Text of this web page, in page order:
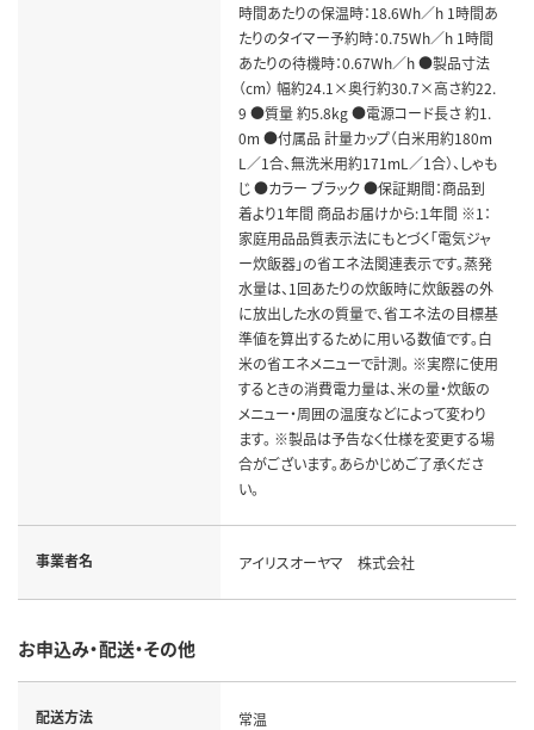
時間あたりの保温時：18.6Wh／h 1時間あ
たりのタイマー予約時：0.75Wh／h 1時間
あたりの待機時：0.67Wh／h ●製品寸法
（cm） 幅約24.1×奥行約30.7×高さ約22.
9 ●質量 約5.8kg ●電源コード長さ 約1.
0m ●付属品 計量カップ（白米用約180m
L／1合、無洗米用約171mL／1合）、しゃも
じ ●カラー ブラック ●保証期間：商品到
着より1年間 商品お届けから:１年間 ※1：
家庭用品品質表示法にもとづく「電気ジャ
ー炊飯器」の省エネ法関連表示です。蒸発
水量は、1回あたりの炊飯時に炊飯器の外
に放出した水の質量で、省エネ法の目標基
準値を算出するために用いる数値です。白
米の省エネメニューで計測。 ※実際に使用
するときの消費電力量は、米の量・炊飯の
メニュー・周囲の温度などによって変わり
ます。 ※製品は予告なく仕様を変更する場
合がございます。あらかじめご了承くださ
い。
事業者名 アイリスオーヤマ 株式会社
お申込み・配送・その他
配送方法 常温